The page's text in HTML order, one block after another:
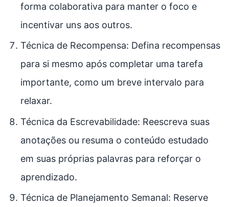
forma colaborativa para manter o foco e
incentivar uns aos outros.
Técnica de Recompensa: Defina recompensas
para si mesmo após completar uma tarefa
importante, como um breve intervalo para
relaxar.
Técnica da Escrevabilidade: Reescreva suas
anotações ou resuma o conteúdo estudado
em suas próprias palavras para reforçar o
aprendizado.
Técnica de Planejamento Semanal: Reserve